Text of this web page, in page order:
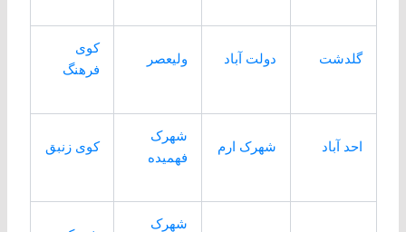
گلدشت دولت آباد ولیعصر
کوی
فرهنگ
احد آباد شهرک ارم
شهرک
فهمیده
کوی زنبق
شهرک